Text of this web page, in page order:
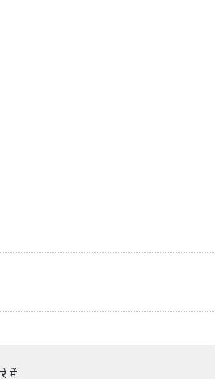
में